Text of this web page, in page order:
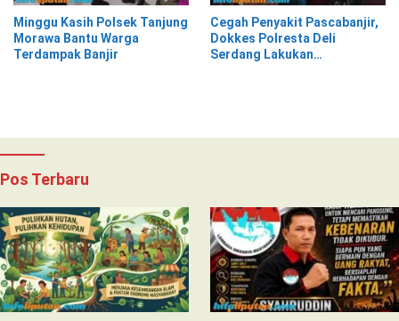
Minggu Kasih Polsek Tanjung
Morawa Bantu Warga
Terdampak Banjir
Cegah Penyakit Pascabanjir,
Dokkes Polresta Deli
Serdang Lakukan
Pos Terbaru